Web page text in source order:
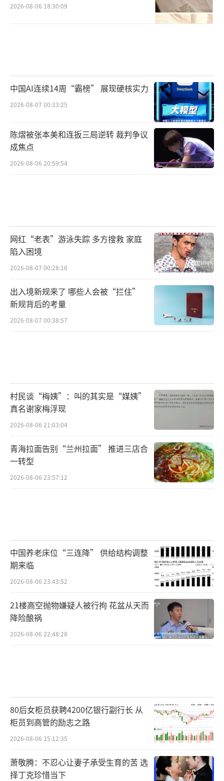
2026-08-06 18:30:09
中国AI连续14周“霸榜” 展现硬核实力
2026-08-07 00:33:25
陈熠被张本美和连扳三局逆转 裁判争议
成焦点
2026-08-06 20:59:54
网红“老表”游泳失踪 多方搜救 家庭
陷入困境
2026-08-07 00:28:16
出入境新规来了 哪些人会被“拦住”
新规背后的考量
2026-08-07 00:38:57
村民谈“梅姨”：叫的其实是“媒姨”
真名谢家梅浮现
2026-08-06 21:03:04
青海拉面告别“兰州拉面” 推进三店合
一转型
2026-08-06 23:57:12
中国养老床位“三连降” 供给结构调整
期来临
2026-08-06 23:43:52
21楼高空抛物嫌疑人被行拘 花盆从天而
降险酿祸
2026-08-06 22:48:28
80后女柜员获聘4200亿银行副行长 从
柜员到高管的励志之路
2026-08-06 15:12:35
萧敬腾：不忍心让妻子承受生育的苦 选
择丁克珍惜当下